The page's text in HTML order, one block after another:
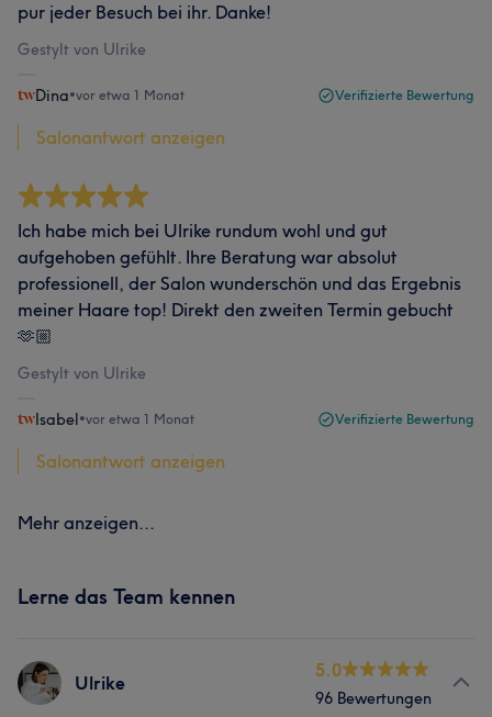
pur jeder Besuch bei ihr. Danke!
Gestylt von Ulrike
Dina•vor etwa 1 Monat Verifizierte Bewertung
Salonantwort anzeigen
Ich habe mich bei Ulrike rundum wohl und gut
aufgehoben gefühlt. Ihre Beratung war absolut
professionell, der Salon wunderschön und das Ergebnis
meiner Haare top! Direkt den zweiten Termin gebucht
🫶🏼
Gestylt von Ulrike
Isabel•vor etwa 1 Monat Verifizierte Bewertung
Salonantwort anzeigen
Mehr anzeigen...
Lerne das Team kennen
Ulrike
5.0
96 Bewertungen